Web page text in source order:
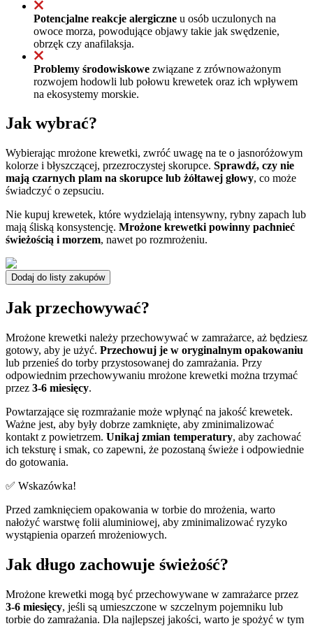
Potencjalne reakcje alergiczne u osób uczulonych na
owoce morza, powodujące objawy takie jak swędzenie,
obrzęk czy anafilaksja.
Problemy środowiskowe związane z zrównoważonym
rozwojem hodowli lub połowu krewetek oraz ich wpływem
na ekosystemy morskie.
Jak wybrać?
Wybierając mrożone krewetki, zwróć uwagę na te o jasnoróżowym
kolorze i błyszczącej, przezroczystej skorupce. Sprawdź, czy nie
mają czarnych plam na skorupce lub żółtawej głowy, co może
świadczyć o zepsuciu.
Nie kupuj krewetek, które wydzielają intensywny, rybny zapach lub
mają śliską konsystencję. Mrożone krewetki powinny pachnieć
świeżością i morzem, nawet po rozmrożeniu.
Dodaj do listy zakupów
Jak przechowywać?
Mrożone krewetki należy przechowywać w zamrażarce, aż będziesz
gotowy, aby je użyć. Przechowuj je w oryginalnym opakowaniu
lub przenieś do torby przystosowanej do zamrażania. Przy
odpowiednim przechowywaniu mrożone krewetki można trzymać
przez 3-6 miesięcy.
Powtarzające się rozmrażanie może wpłynąć na jakość krewetek.
Ważne jest, aby były dobrze zamknięte, aby zminimalizować
kontakt z powietrzem. Unikaj zmian temperatury, aby zachować
ich teksturę i smak, co zapewni, że pozostaną świeże i odpowiednie
do gotowania.
✅ Wskazówka!
Przed zamknięciem opakowania w torbie do mrożenia, warto
nałożyć warstwę folii aluminiowej, aby zminimalizować ryzyko
wystąpienia oparzeń mrożeniowych.
Jak długo zachowuje świeżość?
Mrożone krewetki mogą być przechowywane w zamrażarce przez
3-6 miesięcy, jeśli są umieszczone w szczelnym pojemniku lub
torbie do zamrażania. Dla najlepszej jakości, warto je spożyć w tym